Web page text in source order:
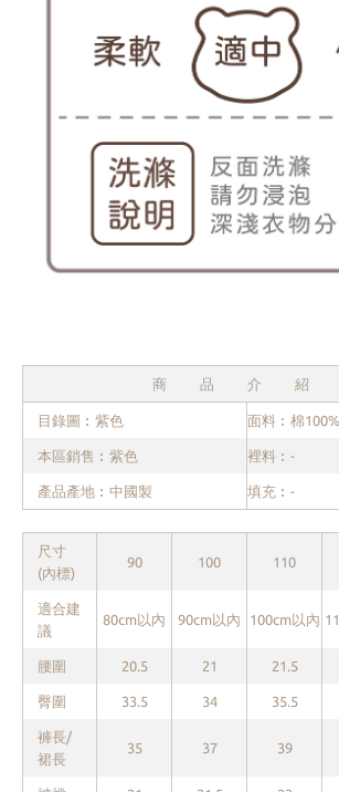
商品介紹
目錄圖︰紫色 面料︰棉100%
本區銷售︰紫色 裡料︰-
產品產地︰中國製 填充︰-
尺寸
(內標)
90 100 110
適合建
議
80cm以內 90cm以內 100cm以內
腰圍 20.5 21 21.5
臀圍 33.5 34 35.5
褲長/
裙長
35 37 39